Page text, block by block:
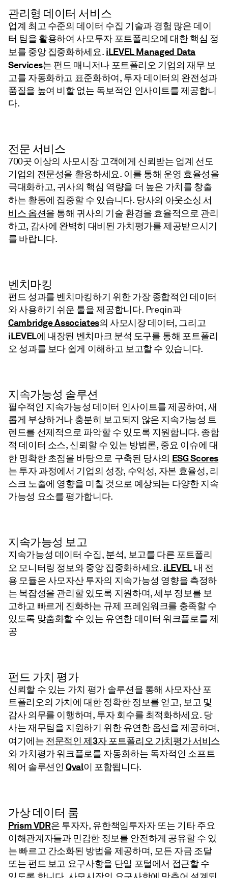
관리형 데이터 서비스
업계 최고 수준의 데이터 수집 기술과 경험 많은 데이
터 팀을 활용하여 사모투자 포트폴리오에 대한 핵심 정
보를 중앙 집중화하세요. iLEVEL Managed Data
Services는 펀드 매니저나 포트폴리오 기업의 재무 보
고를 자동화하고 표준화하여, 투자 데이터의 완전성과
품질을 높여 비할 없는 독보적인 인사이트를 제공합니
다.
전문 서비스
700곳 이상의 사모시장 고객에게 신뢰받는 업계 선도
기업의 전문성을 활용하세요. 이를 통해 운영 효율성을
극대화하고, 귀사의 핵심 역량을 더 높은 가치를 창출
하는 활동에 집중할 수 있습니다. 당사의 아웃소싱 서
비스 옵션을 통해 귀사의 기술 환경을 효율적으로 관리
하고, 감사에 완벽히 대비된 가치평가를 제공받으시기
를 바랍니다.
벤치마킹
펀드 성과를 벤치마킹하기 위한 가장 종합적인 데이터
와 사용하기 쉬운 툴을 제공합니다. Preqin과
Cambridge Associates의 사모시장 데이터, 그리고
iLEVEL에 내장된 벤치마크 분석 도구를 통해 포트폴리
오 성과를 보다 쉽게 이해하고 보고할 수 있습니다.
지속가능성 솔루션
필수적인 지속가능성 데이터 인사이트를 제공하여, 새
롭게 부상하거나 충분히 보고되지 않은 지속가능성 트
렌드를 선제적으로 파악할 수 있도록 지원합니다. 종합
적 데이터 소스, 신뢰할 수 있는 방법론, 중요 이슈에 대
한 명확한 초점을 바탕으로 구축된 당사의 ESG Scores
는 투자 과정에서 기업의 성장, 수익성, 자본 효율성, 리
스크 노출에 영향을 미칠 것으로 예상되는 다양한 지속
가능성 요소를 평가합니다.
지속가능성 보고
지속가능성 데이터 수집, 분석, 보고를 다른 포트폴리
오 모니터링 정보와 중앙 집중화하세요. iLEVEL내 전
용 모듈은 사모자산 투자의 지속가능성 영향을 측정하
는 복잡성을 관리할 있도록 지원하며, 세부 정보를 보
고하고 빠르게 진화하는 규제 프레임워크를 충족할 수
있도록 맞춤화할 수 있는 유연한 데이터 워크플로를 제
공
펀드 가치 평가
신뢰할 수 있는 가치 평가 솔루션을 통해 사모자산 포
트폴리오의 가치에 대한 정확한 정보를 얻고, 보고 및
감사 의무를 이행하며, 투자 회수를 최적화하세요. 당
사는 재무팀을 지원하기 위한 유연한 옵션을 제공하며,
여기에는 전문적인 제3자 포트폴리오 가치평가 서비스
와 가치평가 워크플로를 자동화하는 독자적인 소프트
웨어 솔루션인Qval이 포함됩니다.
가상 데이터 룸
Prism VDR은 투자자, 유한책임투자자 또는 기타 주요
이해관계자들과 민감한 정보를 안전하게 공유할 수 있
는 빠르고 간소화된 방법을 제공하며, 모든 자금 조달
또는 펀드 보고 요구사항을 단일 포털에서 접근할 수